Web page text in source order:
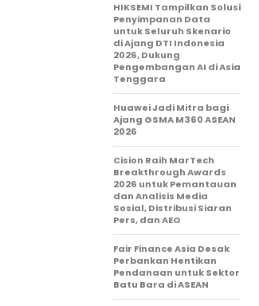
HIKSEMI Tampilkan Solusi
Penyimpanan Data
untuk Seluruh Skenario
di Ajang DTI Indonesia
2026, Dukung
Pengembangan AI di Asia
Tenggara
Huawei Jadi Mitra bagi
Ajang GSMA M360 ASEAN
2026
Cision Raih MarTech
Breakthrough Awards
2026 untuk Pemantauan
dan Analisis Media
Sosial, Distribusi Siaran
Pers, dan AEO
Fair Finance Asia Desak
Perbankan Hentikan
Pendanaan untuk Sektor
Batu Bara di ASEAN